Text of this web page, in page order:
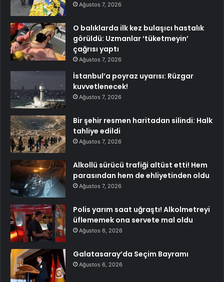
Ağustos 7, 2026
O balıklarda ilk kez bulaşıcı hastalık
görüldü: Uzmanlar ‘tüketmeyin’
çağrısı yaptı
Ağustos 7, 2026
İstanbul’a poyraz uyarısı: Rüzgar
kuvvetlenecek!
Ağustos 7, 2026
Bir şehir resmen haritadan silindi: Halk
tahliye edildi
Ağustos 7, 2026
Alkollü sürücü trafiği altüst etti! Hem
parasından hem de ehliyetinden oldu
Ağustos 7, 2026
Polis yarım saat uğraştı! Alkolmetreyi
üflememek ona servete mal oldu
Ağustos 6, 2026
Galatasaray’da Seçim Bayramı
Ağustos 6, 2026